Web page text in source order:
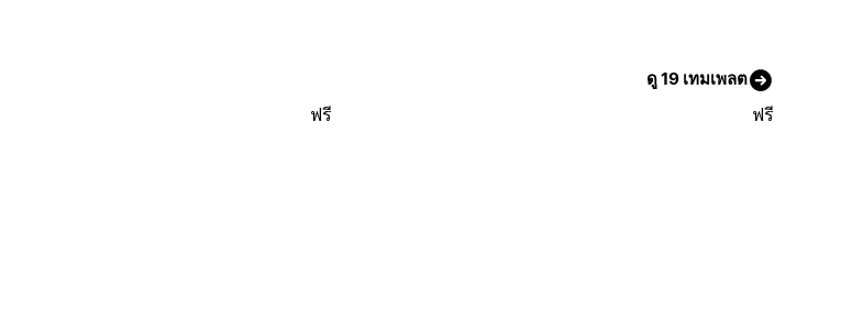
ดู 19 เทมเพลต
ฟรี ฟรี